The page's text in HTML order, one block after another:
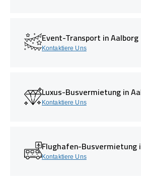
Event-Transport in Aalborg
Kontaktiere Uns
Luxus-Busvermietung in
Kontaktiere Uns
Flughafen-Busvermietung
Kontaktiere Uns